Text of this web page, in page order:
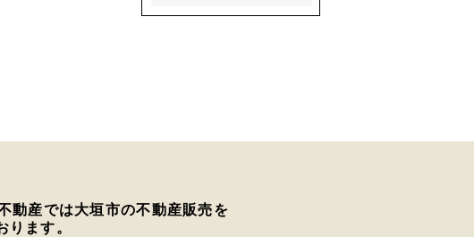
動産では大垣市の不動産販売を
ります。